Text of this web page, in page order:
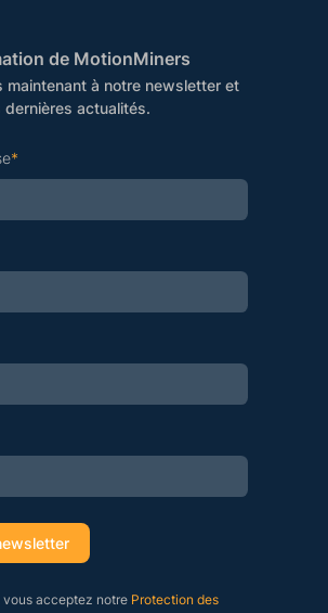
de MotionMiners
maintenant à notre newsletter et
actualités.
*
vous acceptez notre Protection des